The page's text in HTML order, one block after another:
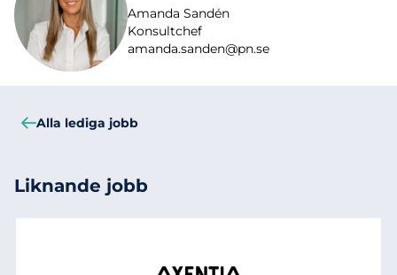
Amanda Sandén
Konsultchef
amanda.sanden@pn.se
Alla lediga jobb
Liknande jobb